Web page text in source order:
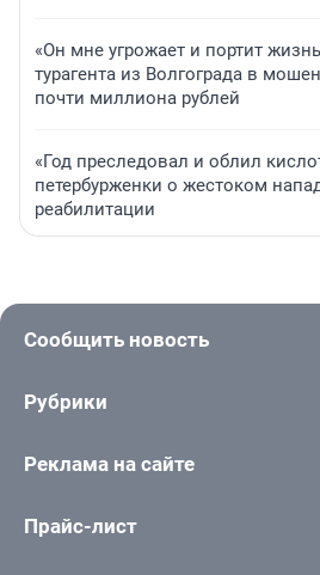
«Он мне угрожает и портит
турагента из Волгограда в
почти миллиона рублей
«Год преследовал и облил
петербурженки о жестоком
реабилитации
Сообщить новость
Рубрики
Реклама на сайте
Прайс-лист